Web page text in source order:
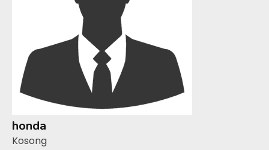
honda
Kosong